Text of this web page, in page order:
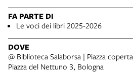
FA PARTE DI
Le voci dei libri 2025-2026
DOVE
@ Biblioteca Salaborsa | Piazza coperta
Piazza del Nettuno 3, Bologna